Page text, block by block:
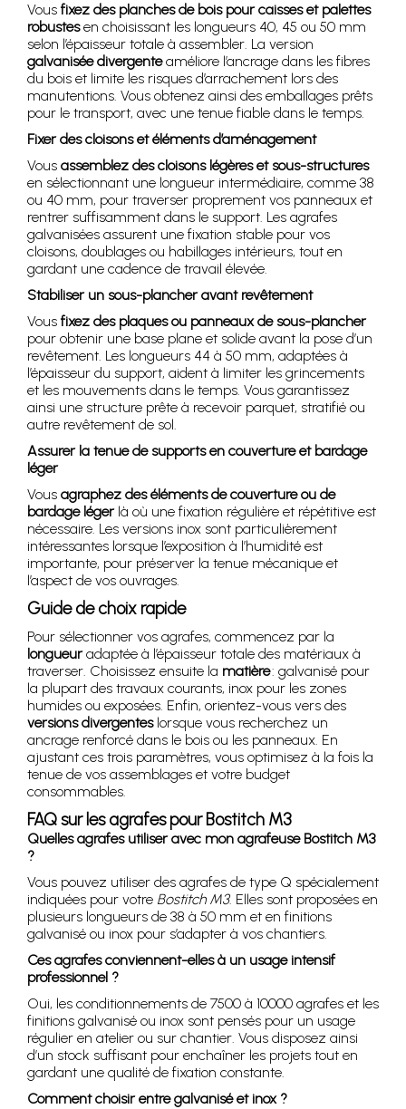
Vous fixez des planches de bois pour caisses et palettes
robustesen choisissant les longueurs 40, 45 ou 50 mm
selon l’épaisseur totale à assembler. La version
galvanisée divergenteaméliore l’ancrage dans les fibres
du bois et limite les risques d’arrachement lors des
manutentions. Vous obtenez ainsi des emballages prêts
pour le transport, avec une tenue fiable dans le temps.
Fixer des cloisons et éléments d’aménagement
Vous assemblez des cloisons légères et sous-structures
en sélectionnant une longueur intermédiaire, comme 38
ou 40 mm, pour traverser proprement vos panneaux et
rentrer suffisamment dans le support. Les agrafes
galvanisées assurent une fixation stable pour vos
cloisons, doublages ou habillages intérieurs, tout en
gardant une cadence de travail élevée.
Stabiliser un sous-plancher avant revêtement
Vous fixez des plaques ou panneaux de sous-plancher
pour obtenir une base plane et solide avant la pose d’un
revêtement. Les longueurs 44 à 50 mm, adaptées à
l’épaisseur du support, aident à limiter les grincements
et les mouvements dans le temps. Vous garantissez
ainsi une structure prête à recevoir parquet, stratifié ou
autre revêtement de sol.
Assurer la tenue de supports en couverture et bardage
léger
Vous agraphez des éléments de couverture ou de
bardage légerlà où une fixation régulière et répétitive est
nécessaire. Les versions inox sont particulièrement
intéressantes lorsque l’exposition à l’humidité est
importante, pour préserver la tenue mécanique et
l’aspect de vos ouvrages.
Guide de choix rapide
Pour sélectionner vos agrafes, commencez par la
longueuradaptée à l’épaisseur totale des matériaux à
traverser. Choisissez ensuite la matière: galvanisé pour
la plupart des travaux courants, inox pour les zones
humides ou exposées. Enfin, orientez-vous vers des
versions divergenteslorsque vous recherchez un
ancrage renforcé dans le bois ou les panneaux. En
ajustant ces trois paramètres, vous optimisez à la fois la
tenue de vos assemblages et votre budget
consommables.
FAQ sur les agrafes pour Bostitch M3
Quelles agrafes utiliser avec mon agrafeuse Bostitch M3
?
Vous pouvez utiliser des agrafes de type Q spécialement
indiquées pour votre Bostitch M3. Elles sont proposées en
plusieurs longueurs de 38 à 50 mm et en finitions
galvanisé ou inox pour s’adapter à vos chantiers.
Ces agrafes conviennent-elles à un usage intensif
professionnel ?
Oui, les conditionnements de 7500 à 10000 agrafes et les
finitions galvanisé ou inox sont pensés pour un usage
régulier en atelier ou sur chantier. Vous disposez ainsi
d’un stock suffisant pour enchaîner les projets tout en
gardant une qualité de fixation constante.
Comment choisir entre galvanisé et inox ?